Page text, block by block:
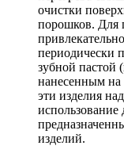
очистки
порошков. Для
периодически
зубной пастой
нанесенным
эти изделия
использование
изделий.